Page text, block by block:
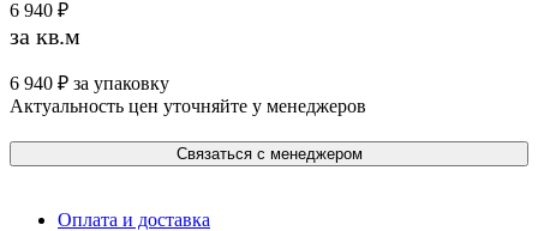
6 940 ₽
за кв.м
6 940 ₽ за упаковку
Актуальность цен уточняйте у менеджеров
Связаться с менеджером
Оплата и доставка